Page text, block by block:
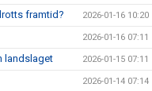
framtid? 2026-01-16 10:20
2026-01-16 07:11
landslaget 2026-01-15 07:11
2026-01-14 07:14